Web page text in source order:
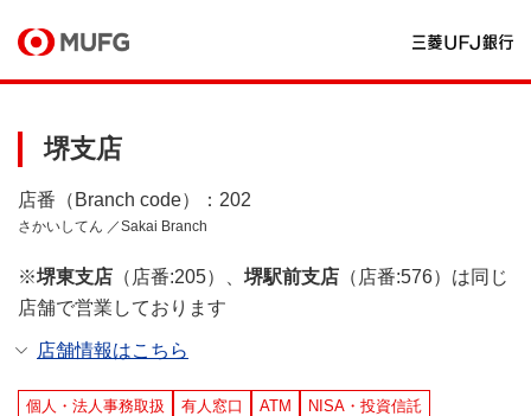
堺支店
店番（Branch code）：202
さかいしてん ／Sakai Branch
※堺東支店 （店番:205）、 堺駅前支店 （店番:576）は同じ
店舗で営業しております
店舗情報はこちら
個人・法人事務取扱 有人窓口 ATM
NISA・投資信託